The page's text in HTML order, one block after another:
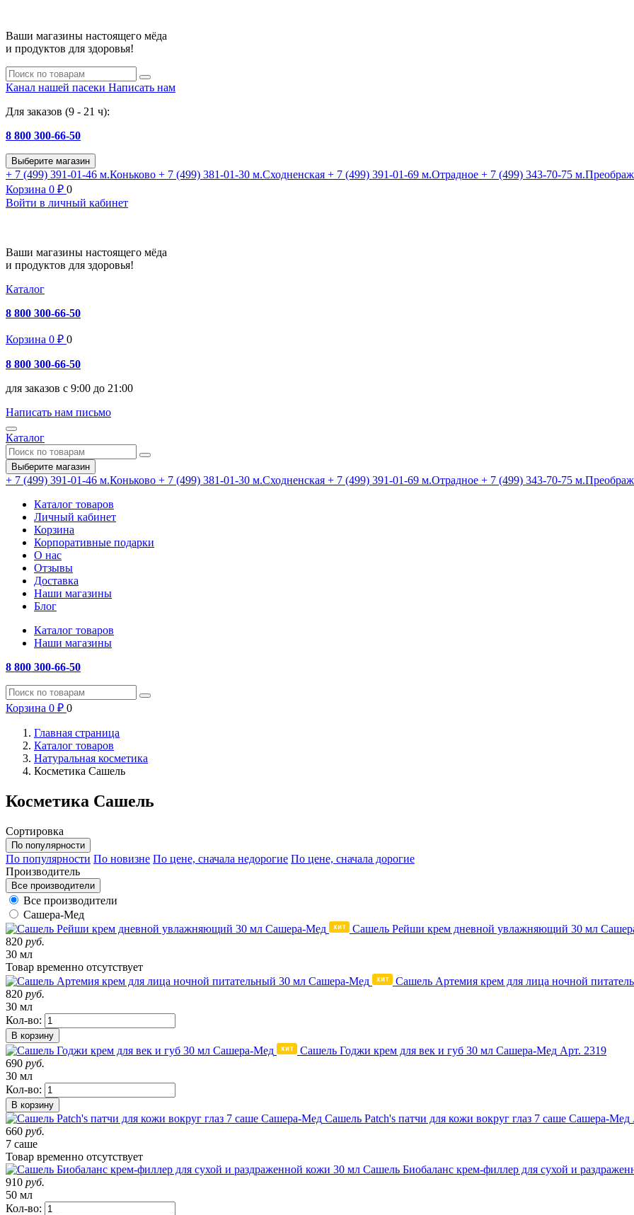
Ваши магазины настоящего мёда
и продуктов для здоровья!
Канал нашей пасеки Написать нам
Для заказов (9 - 21 ч):
8 800 300-66-50
Выберите магазин
+ 7 (499) 391-01-46 м.Коньково + 7 (499) 381-01-30 м.Сходненская + 7 (499) 391-01-69 м.Отрадное + 7 (499) 343-70-75
Корзина 0 ₽ 0
Войти в личный кабинет
Ваши магазины настоящего мёда
и продуктов для здоровья!
Каталог
8 800 300-66-50
Корзина 0 ₽ 0
8 800 300-66-50
для заказов с 9:00 до 21:00
Написать нам письмо
Каталог
Выберите магазин
+ 7 (499) 391-01-46 м.Коньково + 7 (499) 381-01-30 м.Сходненская + 7 (499) 391-01-69 м.Отрадное + 7 (499) 343-70-75
Каталог товаров
Личный кабинет
Корзина
Корпоративные подарки
О нас
Отзывы
Доставка
Наши магазины
Блог
Каталог товаров
Наши магазины
8 800 300-66-50
Корзина 0 ₽ 0
Главная страница
Каталог товаров
Натуральная косметика
Косметика Сашель
Косметика Сашель
Сортировка
По популярности
По популярности По новизне По цене, сначала недорогие По цене, сначала дорогие
Производитель
Все производители
Все производители
Сашера-Мед
Сашель Рейши крем дневной увлажняющий 30 мл
820 руб.
30 мл
Товар временно отсутствует
Сашель Артемия крем для лица ночной
820 руб.
30 мл
Кол-во:
В корзину
Сашель Годжи крем для век и губ 30 мл Сашера-Мед Арт. 2319
690 руб.
30 мл
Кол-во:
В корзину
Сашель Patch's патчи для кожи вокруг глаз 7 саше Сашера-Мед
660 руб.
7 саше
Товар временно отсутствует
Сашель Биобаланс крем-филлер для сухой и
910 руб.
50 мл
Кол-во: